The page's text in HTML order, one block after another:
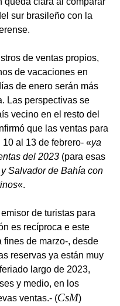
sur brasileño con la
de ventas propios,
de vacaciones en
de enero serán más
Las perspectivas se
vecino en el resto del
que las ventas para
al 13 de febrero- «ya
del 2023 (para esas
Salvador de Bahía con
«.
de turistas para
es recíproca e este
fines de marzo-, desde
reservas ya están muy
largo de 2023,
y medio, en los
ventas.- (CsM)